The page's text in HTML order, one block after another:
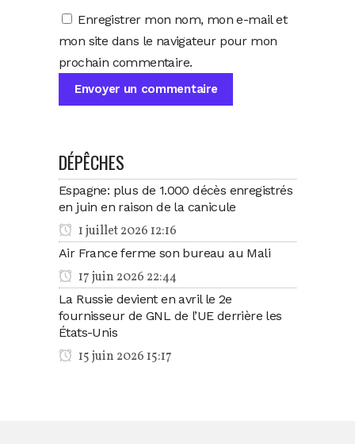
Enregistrer mon nom, mon e-mail et
mon site dans le navigateur pour mon
prochain commentaire.
DÉPÊCHES
Espagne: plus de 1.000 décès enregistrés
en juin en raison de la canicule
1 juillet 2026 12:16
Air France ferme son bureau au Mali
17 juin 2026 22:44
La Russie devient en avril le 2e
fournisseur de GNL de l’UE derrière les
États-Unis
15 juin 2026 15:17